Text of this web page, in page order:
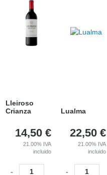
Lleiroso
Crianza
14,50 €
21.00% IVA
incluido
-
Lualma
22,50 €
21.00% IVA
incluido
-